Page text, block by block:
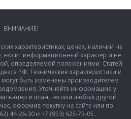
ВНИМАНИЕ!
характеристиках, ценах, наличии на
носит информационный характер и не
определяемой положениями Статей
РФ. Технические характеристики и
могут быть изменены производителем
Уточняйте информацию у
и планшет или любой другой
оформив покупку на сайте или по
44-26-30 и +7 (953) 625-73-05.